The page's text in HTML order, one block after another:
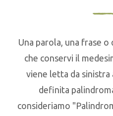
Una parola, una frase o
che conservi il
viene letta da sinistra
definita
consideriamo